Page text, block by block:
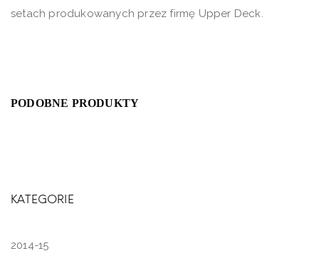
setach produkowanych przez firmę Upper Deck.
PODOBNE PRODUKTY
KATEGORIE
2014-15